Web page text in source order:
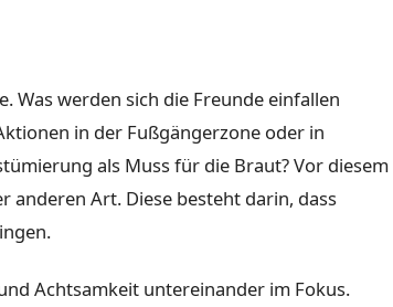
Was werden sich die Freunde einfallen
in der Fußgängerzone oder in
als Muss für die Braut? Vor diesem
anderen Art. Diese besteht darin, dass
Achtsamkeit untereinander im Fokus.